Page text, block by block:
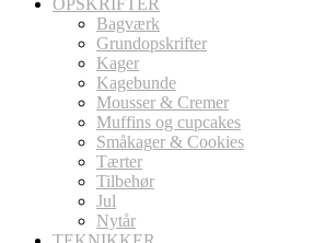
OPSKRIFTER
Bagværk
Grundopskrifter
Kager
Kagebunde
Mousser & Cremer
Muffins og cupcakes
Småkager & Cookies
Tærter
Tilbehør
Jul
Nytår